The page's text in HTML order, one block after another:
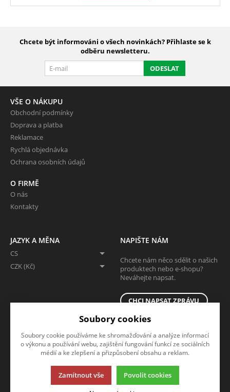
Chcete být informováni o všech novinkách? Přihlaste se k
odběru newsletteru.
ODESLAT
VŠE O NÁKUPU
Obchodní podmínky
Doprava a platba
Reklamace
Rychlá objednávka
Ochrana osobních údajů
O FIRMĚ
O nás
Kontakty
JAZYK A MĚNA
CS
CZK (Kč)
NAPIŠTE NÁM
Chcete nám něco sdělit o našich
produktech nebo e-shopu?
Neváhejte napsat.
CHCI NAPSAT ZPRÁVU
Tato stránka používá soubory cookies. Klikněte pro více informací.
Soubory cookies
Soubory cookie používáme ke shromažďování a analýze informací
o výkonu a používání webu, zajištění fungování funkcí ze sociálních
médií a ke zlepšení a přizpůsobení obsahu a reklam.
Zamítnout vše Povolit cookies